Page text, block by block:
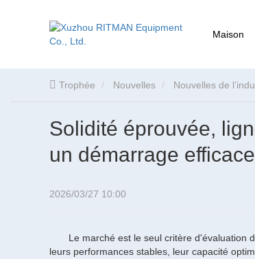
Maison
Trophée Nouvelles Nouvelles de
Solidité éprouvée,
un démarrage efficace
2026/03/27 10:00
Le marché est le seul critère d'évaluation
leurs performances stables, leur capacité